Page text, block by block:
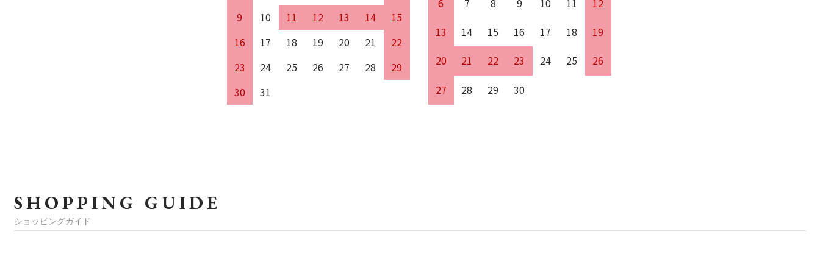
9
10 11 12 13 14
15
16
17 18 19 20 21
22
23
24 25 26 27 28
29
30
31
13
14 15 16 17 18
19
20
21 22 23 24 25
26
27
28 29 30
SHOPPING GUIDE
ショッピングガイド